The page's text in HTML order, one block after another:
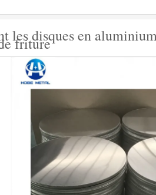
les disques en
friture